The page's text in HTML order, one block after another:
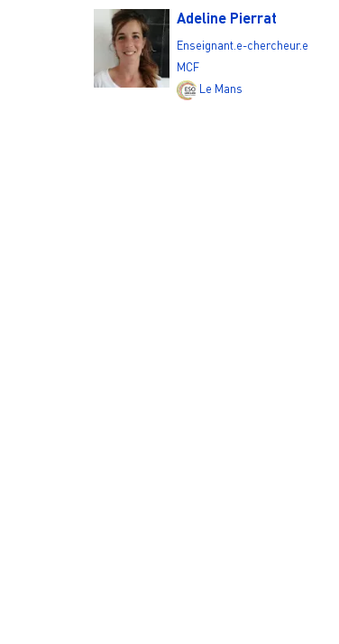
Adeline Pierrat
Enseignant.e-chercheur.e
MCF
Le Mans